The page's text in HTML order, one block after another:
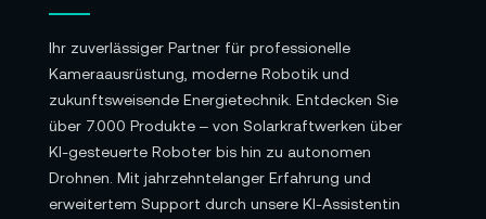
Ihr zuverlässiger Partner für professionelle
Kameraausrüstung, moderne Robotik und
zukunftsweisende Energietechnik. Entdecken Sie
über 7.000 Produkte – von Solarkraftwerken über
KI-gesteuerte Roboter bis hin zu autonomen
Drohnen. Mit jahrzehntelanger Erfahrung und
erweitertem Support durch unsere KI-Assistentin